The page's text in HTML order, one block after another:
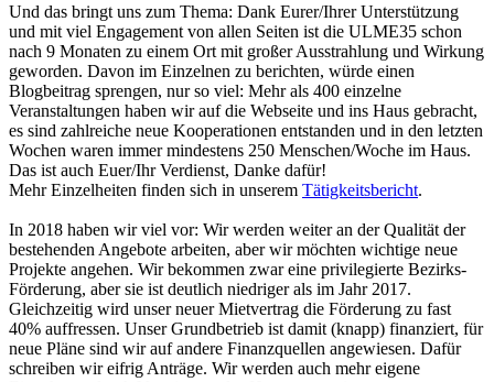
Und das bringt uns zum Thema: Dank Eurer/Ihrer Unterstützung
und mit viel Engagement von allen Seiten ist die ULME35 schon
nach 9 Monaten zu einem Ort mit großer Ausstrahlung und Wirkung
geworden. Davon im Einzelnen zu berichten, würde einen
Blogbeitrag sprengen, nur so viel: Mehr als 400 einzelne
Veranstaltungen haben wir auf die Webseite und ins Haus gebracht,
es sind zahlreiche neue Kooperationen entstanden und in den letzten
Wochen waren immer mindestens 250 Menschen/Woche im Haus.
Das ist auch Euer/Ihr Verdienst, Danke dafür!
Mehr Einzelheiten finden sich in unserem Tätigkeitsbericht.
In 2018 haben wir viel vor: Wir werden weiter an der Qualität der
bestehenden Angebote arbeiten, aber wir möchten wichtige neue
Projekte angehen. Wir bekommen zwar eine privilegierte Bezirks-
Förderung, aber sie ist deutlich niedriger als im Jahr 2017.
Gleichzeitig wird unser neuer Mietvertrag die Förderung zu fast
40% auffressen. Unser Grundbetrieb ist damit (knapp) finanziert, für
neue Pläne sind wir auf andere Finanzquellen angewiesen. Dafür
schreiben wir eifrig Anträge. Wir werden auch mehr eigene